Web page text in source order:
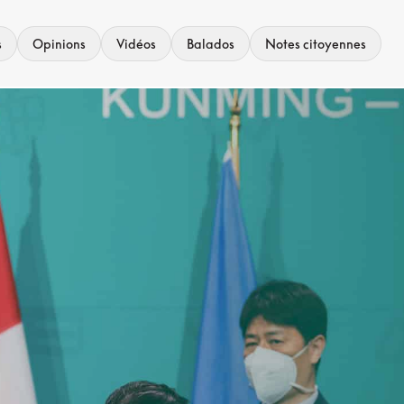
Opinions Vidéos Balados Notes citoyennes